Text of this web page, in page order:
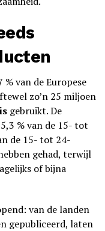
% van de Europese
zo’n 25 miljoen
gebruikt. De
% van de 15- tot
de 15- tot 24-
gehad, terwijl
of bijna
van de landen
gepubliceerd, laten